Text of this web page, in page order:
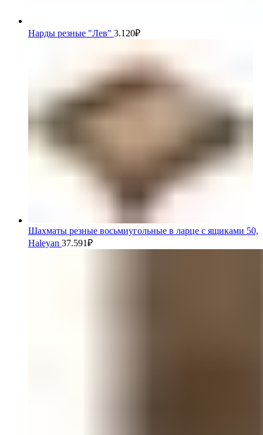
Нарды резные "Лев" 3.120₽
Шахматы резные восьмиугольные в ларце с ящиками 50,
Haleyan 37.591₽